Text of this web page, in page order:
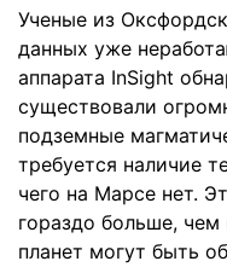
Ученые из
данных уже
аппарата InSight
существовали
подземные
требуется наличие
чего на Марсе нет.
гораздо больше, чем
планет могут быть